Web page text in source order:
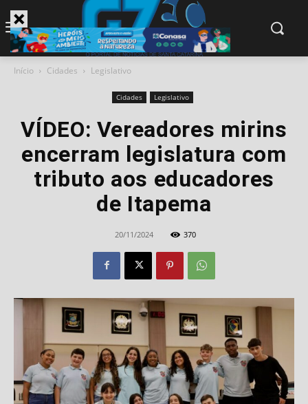
Início Cidades Legislativo
Cidades Legislativo
VÍDEO: Vereadores mirins
encerram legislatura com
tributo aos educadores
de Itapema
20/11/2024 370
modal-check